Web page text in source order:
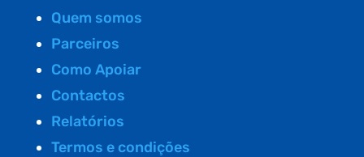
Quem somos
Parceiros
Como Apoiar
Contactos
Relatórios
Termos e condições